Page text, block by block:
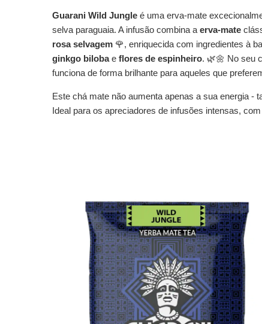
Guarani Wild Jungle é uma erva-mate
selva paraguaia. A infusão combina a erva-mate
rosa selvagem 🌹, enriquecida com ingredientes à
ginkgo bilobae flores de espinheiro. 🌿🌼 No seu
funciona de forma brilhante para aqueles que
Este chá mate não aumenta apenas a sua energia -
Ideal para os apreciadores de infusões intensas,